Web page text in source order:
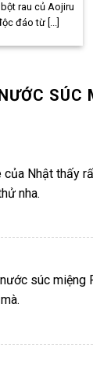
rau củ Aojiru
đáo từ [...]
SÚC
Nhật thấy
nha.
súc